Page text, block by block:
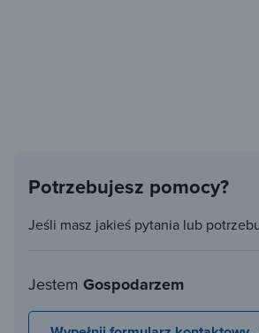
Potrzebujesz pomocy?
Jeśli masz jakieś pytania lub
Jestem Gospodarzem